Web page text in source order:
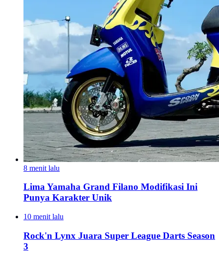
8 menit lalu
Lima Yamaha Grand Filano Modifikasi Ini
Punya Karakter Unik
10 menit lalu
Rock'n Lynx Juara Super League Darts Season
3